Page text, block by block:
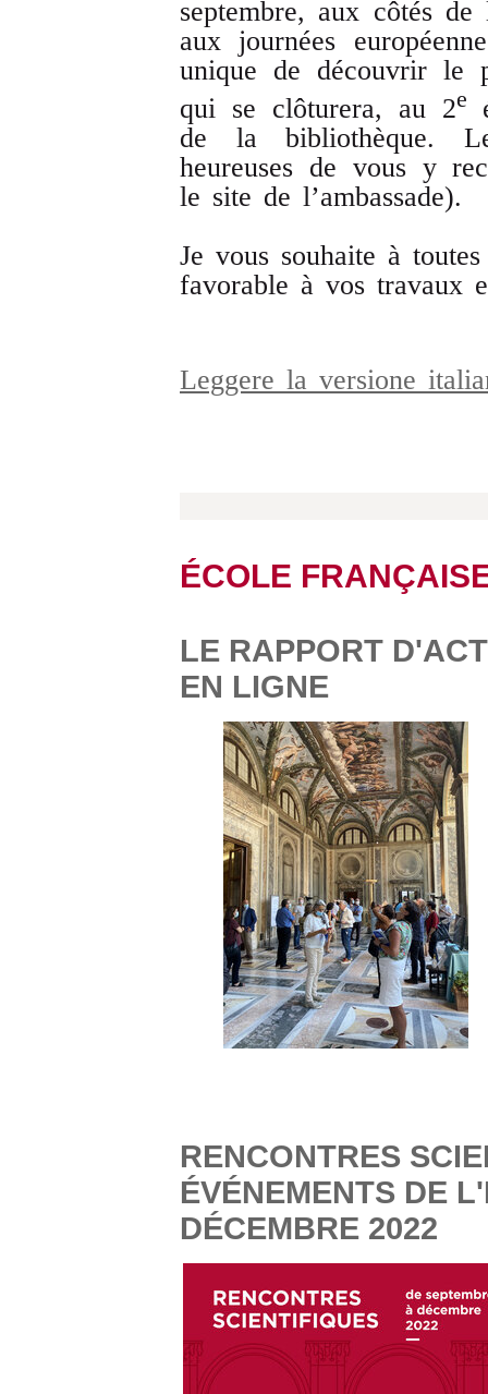
septembre, aux côtés
aux journées
unique de découvrir le
qui se clôturera, au 2e
de la bibliothèque.
heureuses de vous y
le site de l’ambassade).
Je vous souhaite à
favorable à vos travaux
Leggere la versione
ÉCOLE
LE RAPPORT
EN LIGNE
RENCONTRES
ÉVÉNEMENTS DE
DÉCEMBRE 2022